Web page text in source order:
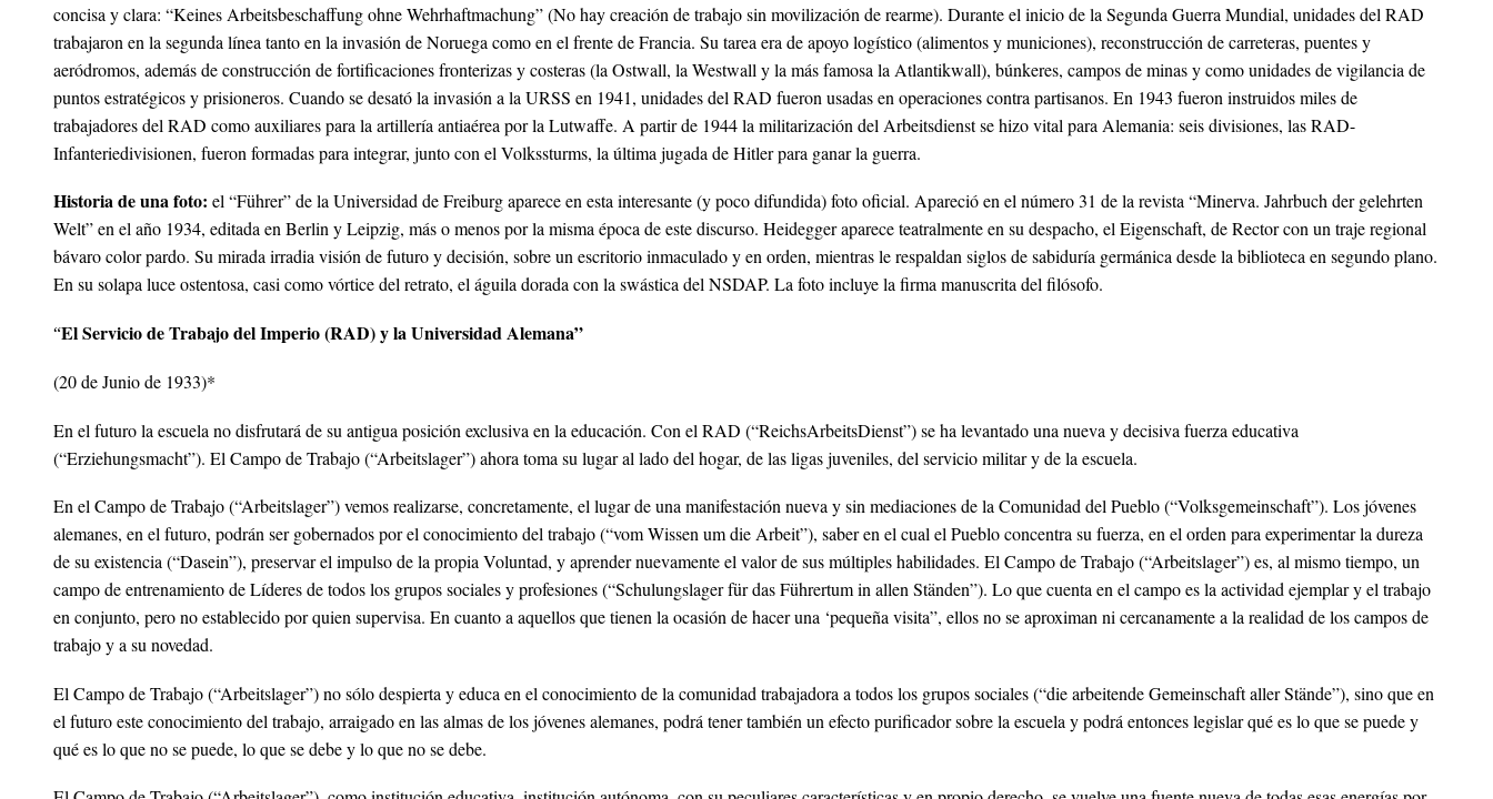
concisa y clara: “Keines Arbeitsbeschaffung ohne Wehrhaftmachung” (No hay creación de trabajo sin movilización de rearme). Durante el inicio de la Segunda Guerra Mundial, unidades del RAD
trabajaron en la segunda línea tanto en la invasión de Noruega como en el frente de Francia. Su tarea era de apoyo logístico (alimentos y municiones), reconstrucción de carreteras, puentes y
aeródromos, además de construcción de fortificaciones fronterizas y costeras (la Ostwall, la Westwall y la más famosa la Atlantikwall), búnkeres, campos de minas y como unidades de vigilancia de
puntos estratégicos y prisioneros. Cuando se desató la invasión a la URSS en 1941, unidades del RAD fueron usadas en operaciones contra partisanos. En 1943 fueron instruidos miles de
trabajadores del RAD como auxiliares para la artillería antiaérea por la Lutwaffe. A partir de 1944 la militarización del Arbeitsdienst se hizo vital para Alemania: seis divisiones, las RAD-
Infanteriedivisionen, fueron formadas para integrar, junto con el Volkssturms, la última jugada de Hitler para ganar la guerra.
Historia de una foto: el “Führer” de la Universidad de Freiburg aparece en esta interesante (y poco difundida) foto oficial. Apareció en el número 31 de la revista “Minerva. Jahrbuch der gelehrten
Welt” en el año 1934, editada en Berlin y Leipzig, más o menos por la misma época de este discurso. Heidegger aparece teatralmente en su despacho, el Eigenschaft, de Rector con un traje regional
bávaro color pardo. Su mirada irradia visión de futuro y decisión, sobre un escritorio inmaculado y en orden, mientras le respaldan siglos de sabiduría germánica desde la biblioteca en segundo plano.
En su solapa luce ostentosa, casi como vórtice del retrato, el águila dorada con la swástica del NSDAP. La foto incluye la firma manuscrita del filósofo.
“El Servicio de Trabajo del Imperio (RAD) y la Universidad Alemana”
(20 de Junio de 1933)*
En el futuro la escuela no disfrutará de su antigua posición exclusiva en la educación. Con el RAD (“ReichsArbeitsDienst”) se ha levantado una nueva y decisiva fuerza educativa
(“Erziehungsmacht”). El Campo de Trabajo (“Arbeitslager”) ahora toma su lugar al lado del hogar, de las ligas juveniles, del servicio militar y de la escuela.
En el Campo de Trabajo (“Arbeitslager”) vemos realizarse, concretamente, el lugar de una manifestación nueva y sin mediaciones de la Comunidad del Pueblo (“Volksgemeinschaft”). Los jóvenes
alemanes, en el futuro, podrán ser gobernados por el conocimiento del trabajo (“vom Wissen um die Arbeit”), saber en el cual el Pueblo concentra su fuerza, en el orden para experimentar la dureza
de su existencia (“Dasein”), preservar el impulso de la propia Voluntad, y aprender nuevamente el valor de sus múltiples habilidades. El Campo de Trabajo (“Arbeitslager”) es, al mismo tiempo, un
campo de entrenamiento de Líderes de todos los grupos sociales y profesiones (“Schulungslager für das Führertum in allen Ständen”). Lo que cuenta en el campo es la actividad ejemplar y el trabajo
en conjunto, pero no establecido por quien supervisa. En cuanto a aquellos que tienen la ocasión de hacer una ‘pequeña visita”, ellos no se aproximan ni cercanamente a la realidad de los campos de
trabajo y a su novedad.
El Campo de Trabajo (“Arbeitslager”) no sólo despierta y educa en el conocimiento de la comunidad trabajadora a todos los grupos sociales (“die arbeitende Gemeinschaft aller Stände”), sino que en
el futuro este conocimiento del trabajo, arraigado en las almas de los jóvenes alemanes, podrá tener también un efecto purificador sobre la escuela y podrá entonces legislar qué es lo que se puede y
qué es lo que no se puede, lo que se debe y lo que no se debe.